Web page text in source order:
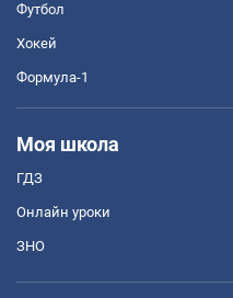
Футбол
Хокей
Формула-1
Моя школа
ГДЗ
Онлайн уроки
ЗНО